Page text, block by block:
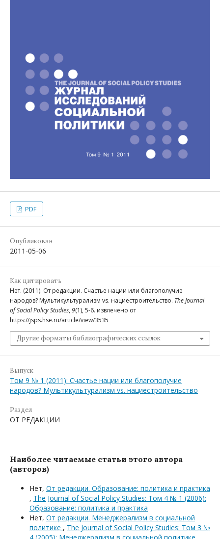
PDF
Опубликован
2011-05-06
Как цитировать
Нет. (2011). От редакции. Счастье нации или благополучие
народов? Мультикультурализм vs. нациестроительство. The Journal
of Social Policy Studies, 9(1), 5-6. извлечено от
https://jsps.hse.ru/article/view/3535
Другие форматы библиографических ссылок
Выпуск
Том 9 № 1 (2011): Счастье нации или благополучие
народов? Мультикультурализм vs. нациестроительство
Раздел
ОТ РЕДАКЦИИ
Наиболее читаемые статьи этого автора
(авторов)
Нет, От редакции. Образование: политика и практика
, The Journal of Social Policy Studies: Том 4 № 1 (2006):
Образование: политика и практика
Нет, От редакции. Менеджерализм в социальной
политике , The Journal of Social Policy Studies: Том 3 №